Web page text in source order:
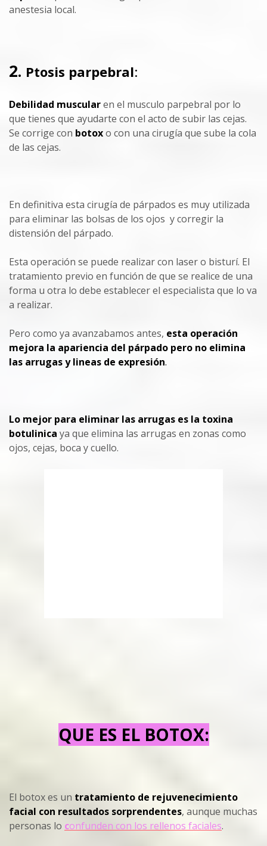
anestesia local.
2. Ptosis parpebral:
Debilidad muscularen el musculo parpebral por lo
que tienes que ayudarte con el acto de subir las cejas.
Se corrige con botoxo con una cirugía que sube la cola
de las cejas.
En definitiva esta cirugía de párpados es muy utilizada
para eliminar las bolsas de los ojos y corregir la
distensión del párpado.
Esta operación se puede realizar con laser o bisturí. El
tratamiento previo en función de que se realice de una
forma u otra lo debe establecer el especialista que lo va
a realizar.
Pero como ya avanzabamos antes, esta operación
mejora la apariencia del párpado pero no elimina
las arrugas y lineas de expresión.
Lo mejor para eliminar las arrugas es la toxina
botulinica ya que elimina las arrugas en zonas como
ojos, cejas, boca y cuello.
QUE ES EL BOTOX:
El botox es un tratamiento de rejuvenecimiento
facial con resultados sorprendentes, aunque muchas
personas lo confunden con los rellenos faciales.